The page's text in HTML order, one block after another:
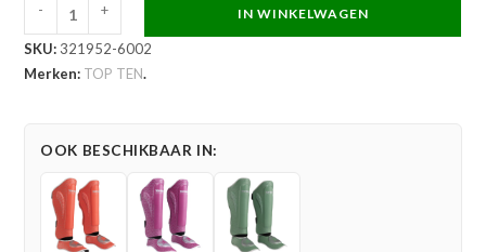
TEN
Scheen-
Superior
Blauw
- + IN WINKELWAGEN
SKU: 321952-6002
Merken: TOP TEN.
OOK BESCHIKBAAR IN: